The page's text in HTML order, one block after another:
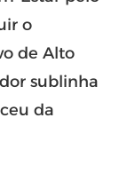
o
de Alto
sublinha
da